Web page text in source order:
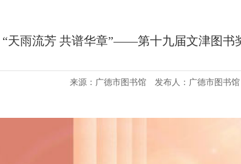
“天雨流芳 共谱华章”——第十九届文津图书
来源：广德市图书馆 发布人：广德市图书馆